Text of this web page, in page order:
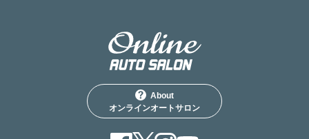
About
オンラインオートサロン